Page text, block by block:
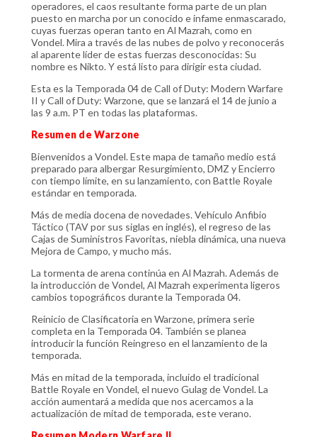
operadores, el caos resultante forma parte de un plan
puesto en marcha por un conocido e infame enmascarado,
cuyas fuerzas operan tanto en Al Mazrah, como en
Vondel. Mira a través de las nubes de polvo y reconocerás
al aparente líder de estas fuerzas desconocidas: Su
nombre es Nikto. Y está listo para dirigir esta ciudad.
Esta es la Temporada 04 de Call of Duty: Modern Warfare
II y Call of Duty: Warzone, que se lanzará el 14 de junio a
las 9 a.m. PT en todas las plataformas.
Resumen de Warzone
Bienvenidos a Vondel. Este mapa de tamaño medio está
preparado para albergar Resurgimiento, DMZ y Encierro
con tiempo límite, en su lanzamiento, con Battle Royale
estándar en temporada.
Más de media docena de novedades. Vehículo Anfibio
Táctico (TAV por sus siglas en inglés), el regreso de las
Cajas de Suministros Favoritas, niebla dinámica, una nueva
Mejora de Campo, y mucho más.
La tormenta de arena continúa en Al Mazrah. Además de
la introducción de Vondel, Al Mazrah experimenta ligeros
cambios topográficos durante la Temporada 04.
Reinicio de Clasificatoria en Warzone, primera serie
completa en la Temporada 04. También se planea
introducir la función Reingreso en el lanzamiento de la
temporada.
Más en mitad de la temporada, incluido el tradicional
Battle Royale en Vondel, el nuevo Gulag de Vondel. La
acción aumentará a medida que nos acercamos a la
actualización de mitad de temporada, este verano.